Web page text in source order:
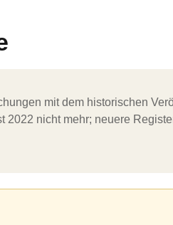
mit dem historischen
2022 nicht mehr; neuere